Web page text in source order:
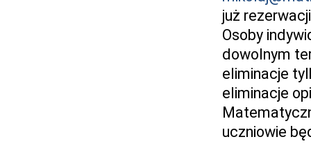
już
Osoby
dowolnym
eliminacje
eliminacje
uczniowie